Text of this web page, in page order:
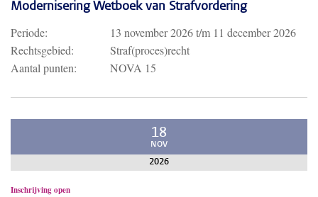
Modernisering Wetboek van Strafvordering
Periode: 13 november 2026t/m 11 december 2026
Rechtsgebied:
Straf(proces)recht
Aantal punten:
NOVA 15
18
NOV
2026
Inschrijving open